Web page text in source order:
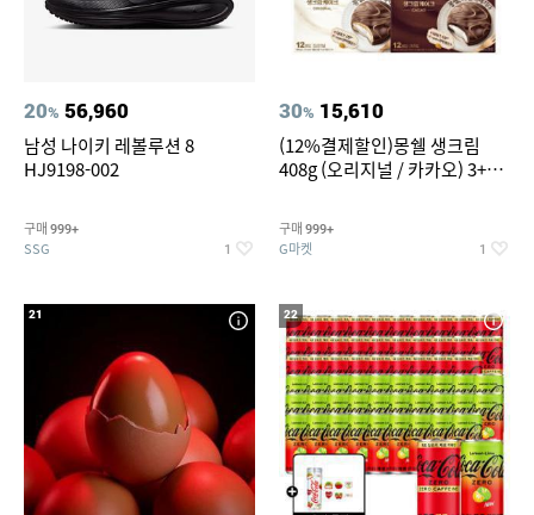
20% 56,960
남성 나이키 레볼루션 8
HJ9198-002
구매 999+
SSG 1
30% 15,610
(12%결제할인)몽쉘 생크림
408g (오리지널 / 카카오) 3+1
구매 999+
G마켓 1
21 22